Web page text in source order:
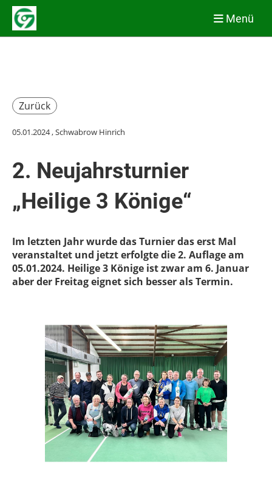
Menü
Zurück
05.01.2024, Schwabrow Hinrich
2. Neujahrsturnier
„Heilige 3 Könige“
Im letzten Jahr wurde das Turnier das erst Mal
veranstaltet und jetzt erfolgte die 2. Auflage am
05.01.2024. Heilige 3 Könige ist zwar am 6. Januar
aber der Freitag eignet sich besser als Termin.